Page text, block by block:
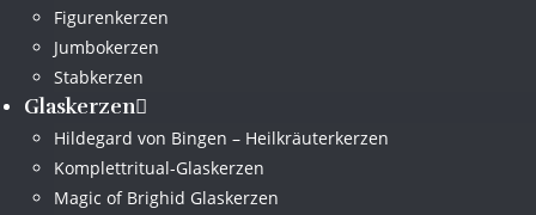
Figurenkerzen
Jumbokerzen
Stabkerzen
Glaskerzen
Hildegard von Bingen – Heilkräuterkerzen
Komplettritual-Glaskerzen
Magic of Brighid Glaskerzen